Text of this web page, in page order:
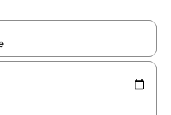
ら、上下の矢印キーを使って移動するか